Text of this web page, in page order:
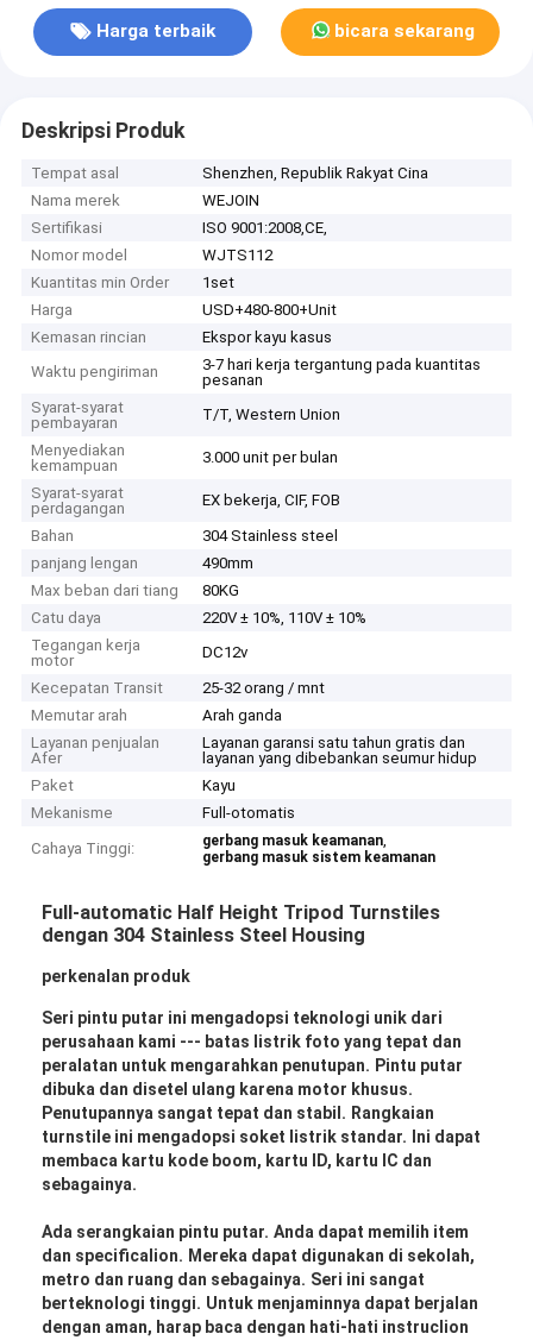
Harga terbaik bicara sekarang
Deskripsi Produk
Tempat asal
Shenzhen, Republik Rakyat Cina
Nama merek
WEJOIN
Sertifikasi
ISO 9001:2008,CE,
Nomor model
WJTS112
Kuantitas min Order
1set
Harga
USD+480-800+Unit
Kemasan rincian
Ekspor kayu kasus
Waktu pengiriman
3-7 hari kerja tergantung pada kuantitas
pesanan
Syarat-syarat
pembayaran
T/T, Western Union
Menyediakan
kemampuan
3.000 unit per bulan
Syarat-syarat
perdagangan
EX bekerja, CIF, FOB
Bahan
304 Stainless steel
panjang lengan
490mm
Max beban dari tiang
80KG
Catu daya
220V ± 10%, 110V ± 10%
Tegangan kerja
motor
DC12v
Kecepatan Transit
25-32 orang / mnt
Memutar arah
Arah ganda
Layanan penjualan
Afer
Layanan garansi satu tahun gratis dan
layanan yang dibebankan seumur hidup
Paket
Kayu
Mekanisme
Full-otomatis
Cahaya Tinggi:
gerbang masuk keamanan,
gerbang masuk sistem keamanan
Full-automatic Half Height Tripod Turnstiles
dengan 304 Stainless Steel Housing
perkenalan produk
Seri pintu putar ini mengadopsi teknologi unik dari
perusahaan kami --- batas listrik foto yang tepat dan
peralatan untuk mengarahkan penutupan. Pintu putar
dibuka dan disetel ulang karena motor khusus.
Penutupannya sangat tepat dan stabil. Rangkaian
turnstile ini mengadopsi soket listrik standar.
Ini dapat
membaca kartu kode boom, kartu ID, kartu IC dan
sebagainya.
Ada serangkaian pintu putar. Anda dapat memilih item
dan specificalion. Mereka dapat digunakan di sekolah,
metro dan ruang dan sebagainya. Seri ini sangat
berteknologi tinggi. Untuk menjaminnya dapat berjalan
dengan aman, harap baca dengan hati-hati instruclion